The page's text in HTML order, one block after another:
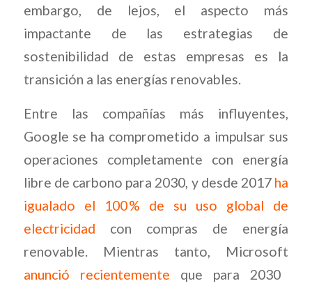
embargo, de lejos, el aspecto más
impactante de las estrategias de
sostenibilidad de estas empresas es la
transición a las energías renovables.
Entre las compañías más influyentes,
Google se ha comprometido a impulsar sus
operaciones completamente con energía
libre de carbono para 2030, y desde 2017 ha
igualado el 100 % de su uso global de
electricidad con compras de energía
renovable. Mientras tanto, Microsoft
anunció recientemente que para 2030